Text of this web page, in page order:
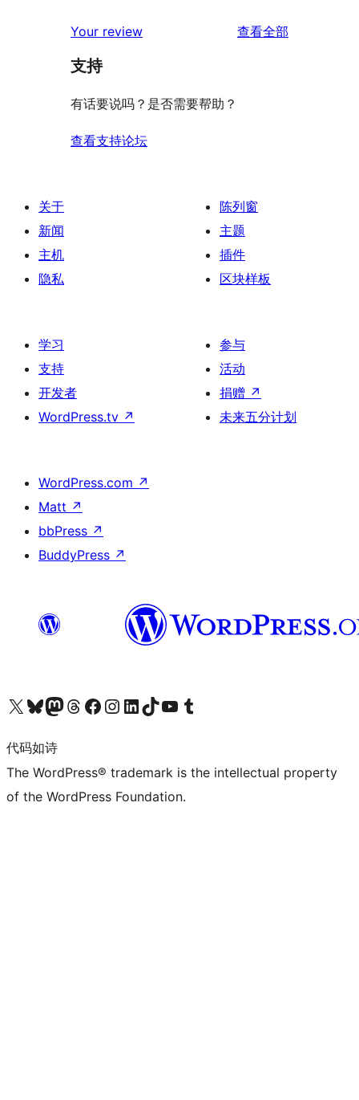
Your review 查看全部
支持
有话要说吗？是否需要帮助？
查看支持论坛
关于
新闻
主机
隐私
陈列窗
主题
插件
区块样板
学习
支持
开发者
WordPress.tv ↗
参与
活动
捐赠 ↗
未来五分计划
WordPress.com ↗
Matt ↗
bbPress ↗
BuddyPress ↗
关注我们的 X（原 Twitter）账号访问我们的 Bluesky 账号关注我们的 Mastodon 账号访问我们的 Threads 账号 访问我们的 Facebook 公共主页关注我们的 Instagram 账号 关注我们的 LinkedIn 主页访问我们的 TikTok 账号访问我们的 YouTube 频道 访问我们的 Tumblr 账号
代码如诗
The WordPress® trademark is the intellectual property
of the WordPress Foundation.